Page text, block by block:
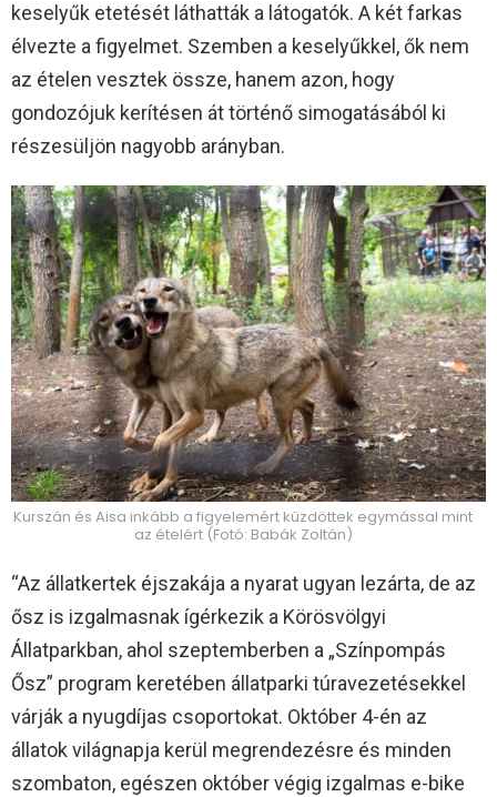
keselyűk etetését láthatták a látogatók. A két farkas
élvezte a figyelmet. Szemben a keselyűkkel, ők nem
az ételen vesztek össze, hanem azon, hogy
gondozójuk kerítésen át történő simogatásából ki
részesüljön nagyobb arányban.
Kurszán és Aisa inkább a figyelemért küzdöttek egymással mint
az ételért (Fotó: Babák Zoltán)
“Az állatkertek éjszakája a nyarat ugyan lezárta, de az
ősz is izgalmasnak ígérkezik a Körösvölgyi
Állatparkban, ahol szeptemberben a „Színpompás
Ősz” program keretében állatparki túravezetésekkel
várják a nyugdíjas csoportokat. Október 4-én az
állatok világnapja kerül megrendezésre és minden
szombaton, egészen október végig izgalmas e-bike